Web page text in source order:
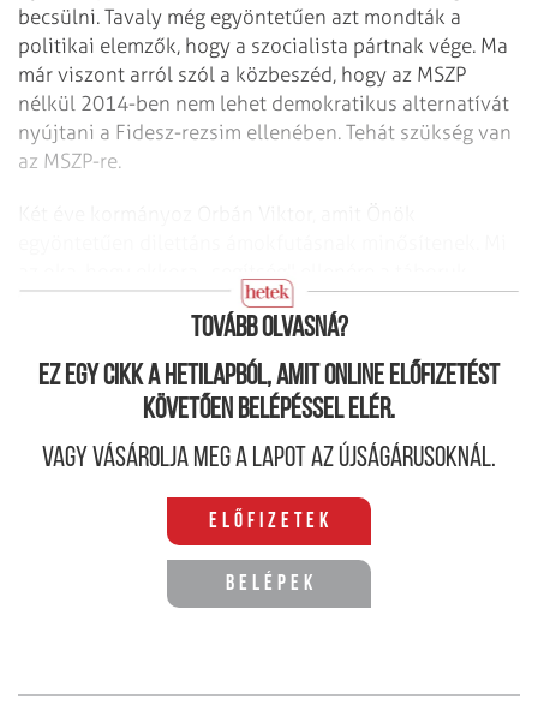
becsülni. Tavaly még egyöntetűen azt mondták a
politikai elemzők, hogy a szocialista pártnak vége. Ma
már viszont arról szól a közbeszéd, hogy az MSZP
nélkül 2014-ben nem lehet demokratikus alternatívát
nyújtani a Fidesz-rezsim ellenében. Tehát szükség van
az MSZP-re.
számottevően nem növekszik?
Tovább olvasná?
Ez egy cikk a hetilapból, amit online előfizetést
követően belépéssel elér.
Vagy vásárolja meg a lapot az újságárusoknál.
Előfizetek
Belépek